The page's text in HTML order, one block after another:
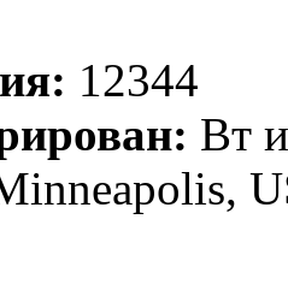
12344
Вт